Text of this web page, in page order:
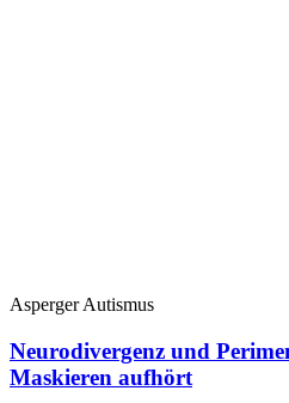
Asperger Autismus
Neurodivergenz und
Maskieren aufhört